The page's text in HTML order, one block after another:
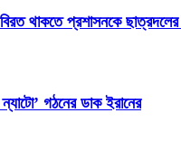
থাকতে প্রশাসনকে
গঠনের ডাক ইরানের